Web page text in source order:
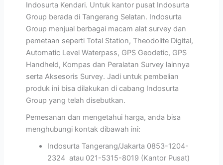
Indosurta Kendari. Untuk kantor pusat Indosurta
Group berada di Tangerang Selatan. Indosurta
Group menjual berbagai macam alat survey dan
pemetaan seperti Total Station, Theodolite Digital,
Automatic Level Waterpass, GPS Geodetic, GPS
Handheld, Kompas dan Peralatan Survey lainnya
serta Aksesoris Survey. Jadi untuk pembelian
produk ini bisa dilakukan di cabang Indosurta
Group yang telah disebutkan.
Pemesanan dan mengetahui harga, anda bisa
menghubungi kontak dibawah ini:
Indosurta Tangerang/Jakarta 0853-1204-
2324 atau 021-5315-8019 (Kantor Pusat)